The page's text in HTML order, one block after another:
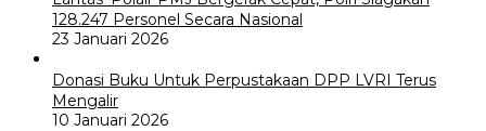
128.247 Personel Secara Nasional
23 Januari 2026
Donasi Buku Untuk Perpustakaan DPP LVRI Terus
Mengalir
10 Januari 2026